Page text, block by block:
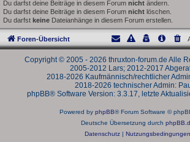
Du darfst deine Beiträge in diesem Forum nicht ändern.
Du darfst deine Beiträge in diesem Forum nicht löschen.
Du darfst keine Dateianhänge in diesem Forum erstellen.
Foren-Übersicht
Copyright © 2005 - 2026 thruxton-forum.de Alle
2005-2012 Lars; 2012-2017
2018-2026 Kaufmännisch/rechtlicher
2018-2026 technischer Admin:
phpBB® Software Version: 3.3.17, letzte
Powered by phpBB® Forum Software ©
Deutsche Übersetzung durch
Datenschutz| Nutzungsbedingungen